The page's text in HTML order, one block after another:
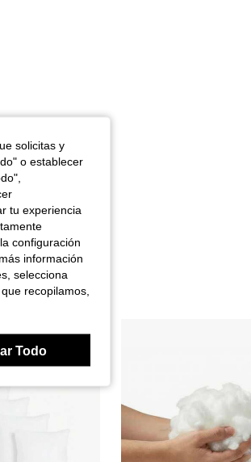
solicitas y
o establecer
tu experiencia
configuración
información
selecciona
recopilamos,
Todo